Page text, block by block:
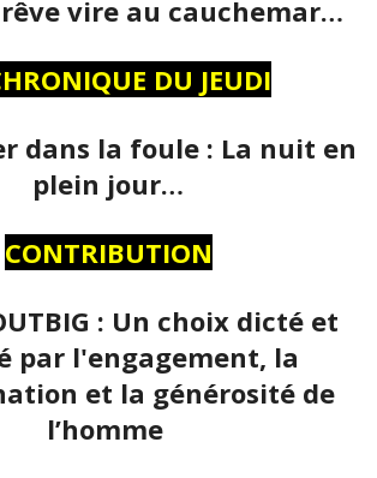
vire au cauchemar…
DU JEUDI
dans la foule : La nuit en
plein jour…
CONTRIBUTION
: Un choix dicté et
par l'engagement, la
et la générosité de
l’homme